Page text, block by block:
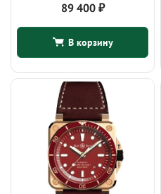
89 400 ₽
В корзину